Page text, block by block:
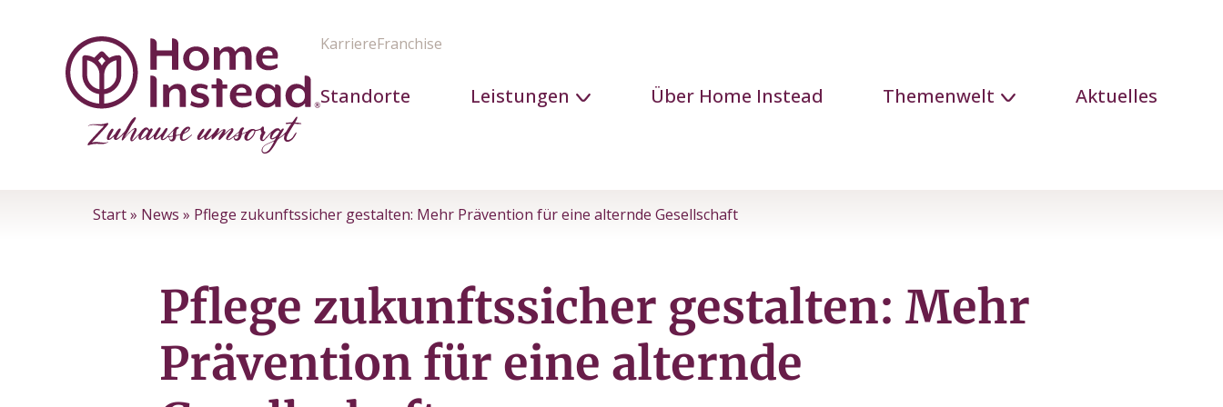
KarriereFranchise
Standorte Leistungen Über Home Instead Themenwelt Aktuelles
Start» News » Pflege zukunftssicher gestalten: Mehr Prävention für eine alternde Gesellschaft
Pflege zukunftssicher gestalten: Mehr
Prävention für eine alternde